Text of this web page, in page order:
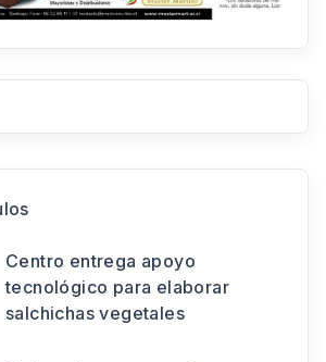
Centro entrega apoyo
tecnológico para elaborar
salchichas vegetales